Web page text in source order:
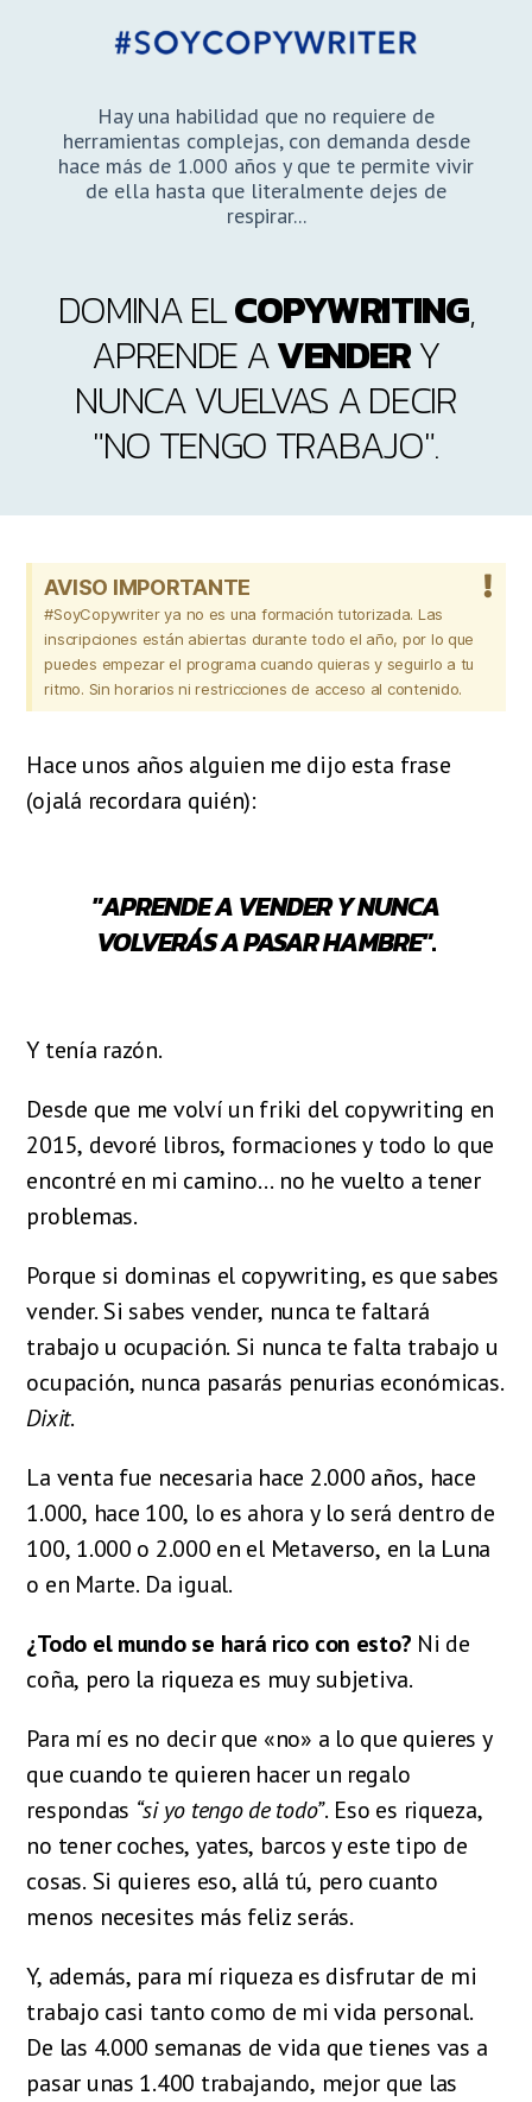
Hay una habilidad que no requiere de
herramientas complejas, con demanda desde
hace más de 1.000 años y que te permite vivir
de ella hasta que literalmente dejes de
respirar...
DOMINA ELCOPYWRITING,
APRENDE AVENDERY
NUNCA VUELVAS A DECIR
"NO TENGO TRABAJO".
AVISO IMPORTANTE
#SoyCopywriter ya no es una formación tutorizada. Las
inscripciones están abiertas durante todo el año, por lo que
puedes empezar el programa cuando quieras y seguirlo a tu
ritmo. Sin horarios ni restricciones de acceso al contenido.
Hace unos años alguien me dijo esta frase
(ojalá recordara quién):
"APRENDE A VENDER Y NUNCA
VOLVERÁS A PASAR HAMBRE".
Y tenía razón.
Desde que me volví un friki del copywriting en
2015, devoré libros, formaciones y todo lo que
encontré en mi camino… no he vuelto a tener
problemas.
Porque si dominas el copywriting, es que sabes
vender. Si sabes vender, nunca te faltará
trabajo u ocupación. Si nunca te falta trabajo u
ocupación, nunca pasarás penurias económicas.
Dixit.
La venta fue necesaria hace 2.000 años, hace
1.000, hace 100, lo es ahora y lo será dentro de
100, 1.000 o 2.000 en el Metaverso, en la Luna
o en Marte. Da igual.
¿Todo el mundo se hará rico con esto? Ni de
coña, pero la riqueza es muy subjetiva.
Para mí es no decir que «no» a lo que quieres y
que cuando te quieren hacer un regalo
respondas “si yo tengo de todo”. Eso es riqueza,
no tener coches, yates, barcos y este tipo de
cosas. Si quieres eso, allá tú, pero cuanto
menos necesites más feliz serás.
Y, además, para mí riqueza es disfrutar de mi
trabajo casi tanto como de mi vida personal.
De las 4.000 semanas de vida que tienes vas a
pasar unas 1.400 trabajando, mejor que las